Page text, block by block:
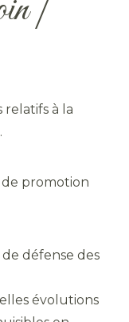
|
à la
défense des
évolutions